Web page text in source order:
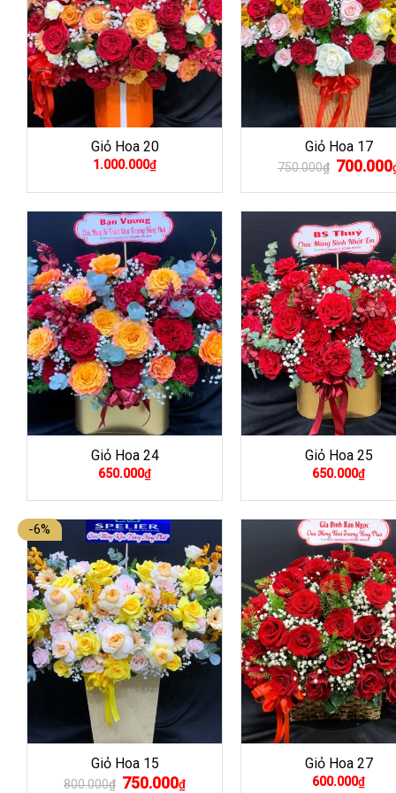
Giỏ Hoa 20
1.000.000₫
Giỏ Hoa 17
750.000₫ Giá
gốc
là:
700.000
Giỏ Hoa 24
650.000₫
Giỏ Hoa 25
650.000₫
-6%
Giỏ Hoa 15
800.000₫ Giá
750.000₫Giá
Giỏ Hoa 27
600.000₫